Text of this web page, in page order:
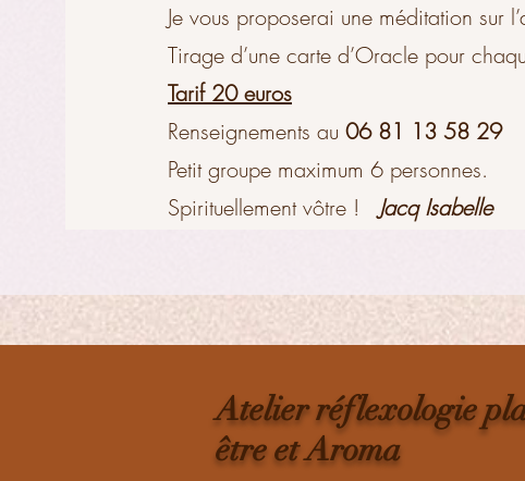
Je vous proposerai une méditation sur
Tirage d’une carte d’Oracle pour
Tarif 20 euros
Renseignements au 06 81 13 58 29
Petit groupe maximum 6 personnes.
Spirituellement vôtre !
Jacq Isabelle
Atelier réflexologie
être et Aroma